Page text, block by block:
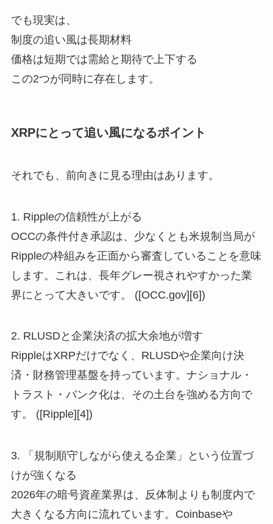
でも現実は、
制度の追い風は長期材料
価格は短期では需給と期待で上下する
この2つが同時に存在します。
XRPにとって追い風になるポイント
それでも、前向きに見る理由はあります。
1. Rippleの信頼性が上がる
OCCの条件付き承認は、少なくとも米規制当局が
Rippleの枠組みを正面から審査していることを意味
します。これは、長年グレー視されやすかった業
界にとって大きいです。 ([OCC.gov][6])
2. RLUSDと企業決済の拡大余地が増す
RippleはXRPだけでなく、RLUSDや企業向け決
済・財務管理基盤を持っています。ナショナル・
トラスト・バンク化は、その土台を強める方向で
す。 ([Ripple][4])
3. 「規制順守しながら使える企業」という位置づ
けが強くなる
2026年の暗号資産業界は、反体制よりも制度内で
大きくなる方向に流れています。Coinbaseや